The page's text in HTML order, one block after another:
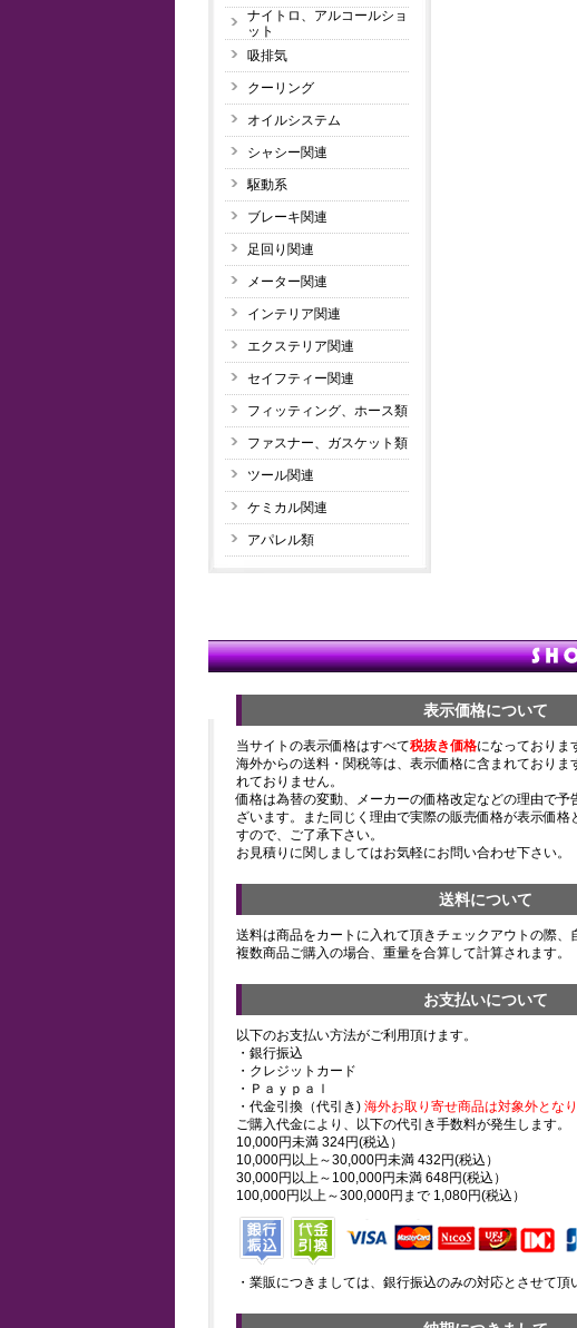
ナイトロ、アルコールショ
ット
吸排気
クーリング
オイルシステム
シャシー関連
駆動系
ブレーキ関連
足回り関連
メーター関連
インテリア関連
エクステリア関連
セイフティー関連
フィッティング、ホース類
ファスナー、ガスケット類
ツール関連
ケミカル関連
アパレル類
表示価格について
当サイトの表示価格はすべて税抜き価格になっておりま
海外からの送料・関税等は、表示価格に含まれておりま
れておりません。
価格は為替の変動、メーカーの価格改定などの理由で予
ざいます。また同じく理由で実際の販売価格が表示価格
すので、ご了承下さい。
お見積りに関しましてはお気軽にお問い合わせ下さい。
送料について
送料は商品をカートに入れて頂きチェックアウトの際、
複数商品ご購入の場合、重量を合算して計算されます。
お支払いについて
以下のお支払い方法がご利用頂けます。
・銀行振込
・クレジットカード
・Ｐａｙｐａｌ
・代金引換（代引き) 海外お取り寄せ商品は対象外となり
ご購入代金により、以下の代引き手数料が発生します。
10,000円未満 324円(税込）
10,000円以上～30,000円未満 432円(税込）
30,000円以上～100,000円未満 648円(税込）
100,000円以上～300,000円まで 1,080円(税込）
・業販につきましては、銀行振込のみの対応とさせて頂